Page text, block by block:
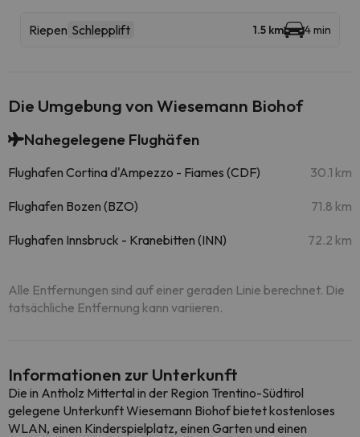
Riepen Schlepplift 1.5 km 4 min
Die Umgebung von Wiesemann Biohof
Nahegelegene Flughäfen
Flughafen Cortina d'Ampezzo - Fiames (CDF) 30.1 km
Flughafen Bozen (BZO) 71.8 km
Flughafen Innsbruck - Kranebitten (INN) 72.2 km
Alle Entfernungen sind auf einer geraden Linie berechnet. Die
tatsächliche Entfernung kann variieren.
Informationen zur Unterkunft
Die in Antholz Mittertal in der Region Trentino-Südtirol
gelegene Unterkunft Wiesemann Biohof bietet kostenloses
WLAN, einen Kinderspielplatz, einen Garten und einen